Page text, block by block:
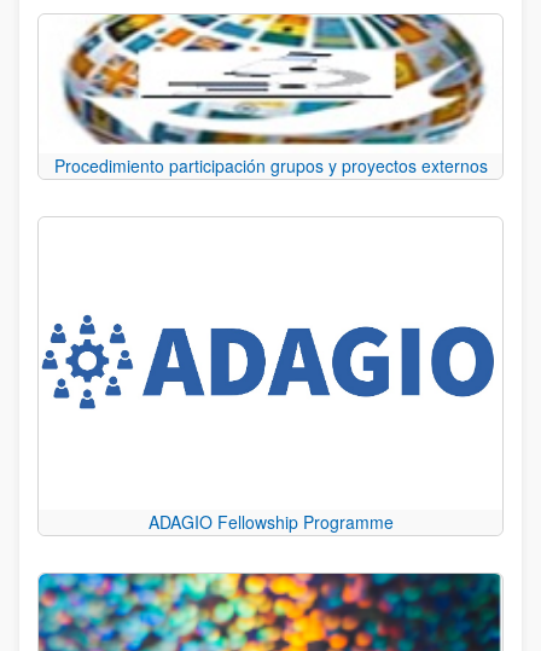
Procedimiento participación grupos y proyectos externos
ADAGIO Fellowship Programme